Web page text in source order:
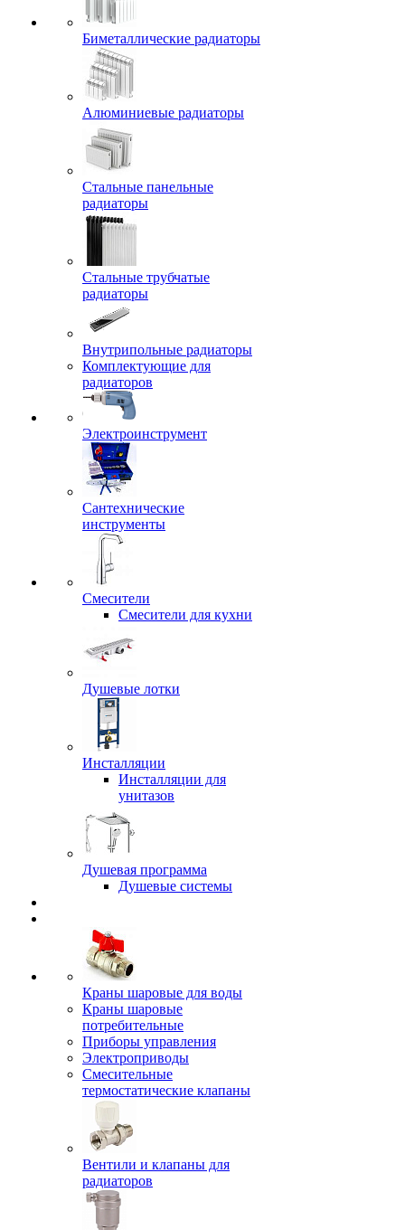
Биметаллические радиаторы
Алюминиевые радиаторы
Стальные панельные
радиаторы
Стальные трубчатые
радиаторы
Внутрипольные радиаторы
Комплектующие для
радиаторов
Электроинструмент
Сантехнические
инструменты
Смесители
Смесители для кухни
Душевые лотки
Инсталляции
Инсталляции для
унитазов
Душевая программа
Душевые системы
Краны шаровые для воды
Краны шаровые
потребительные
Приборы управления
Электроприводы
Смесительные
термостатические клапаны
Вентили и клапаны для
радиаторов